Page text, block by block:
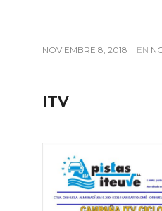
NOVIEMBRE 8, 2018 EN
ITV